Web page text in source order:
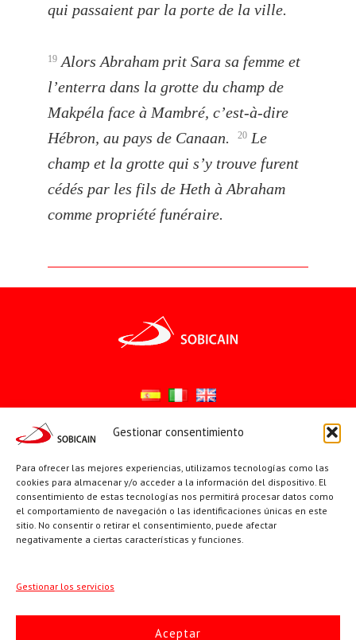
Gestionar consentimiento
Para ofrecer las mejores experiencias, utilizamos tecnologías como las
cookies para almacenar y/o acceder a la información del dispositivo. El
consentimiento de estas tecnologías nos permitirá procesar datos como
el comportamiento de navegación o las identificaciones únicas en este
sitio. No consentir o retirar el consentimiento, puede afectar
negativamente a ciertas características y funciones.
Gestionar los servicios
Aceptar
qui passaient par la porte de la ville.
19 Alors Abraham prit Sara sa femme et
l’enterra dans la grotte du champ de
Makpéla face à Mambré, c’est-à-dire
Hébron, au pays de Canaan.
20 Le
champ et la grotte qui s’y trouve furent
cédés par les fils de Heth à Abraham
comme propriété funéraire.
YouTube
X Facebook
PÁGINAS INSTITUCIONALES